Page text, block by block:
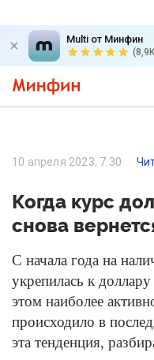
Multi от Минфин
10 апреля 2023, 7:30
Когда курс
снова
С начала года на
укрепилась к
этом наиболее
происходило в
эта тенденция,